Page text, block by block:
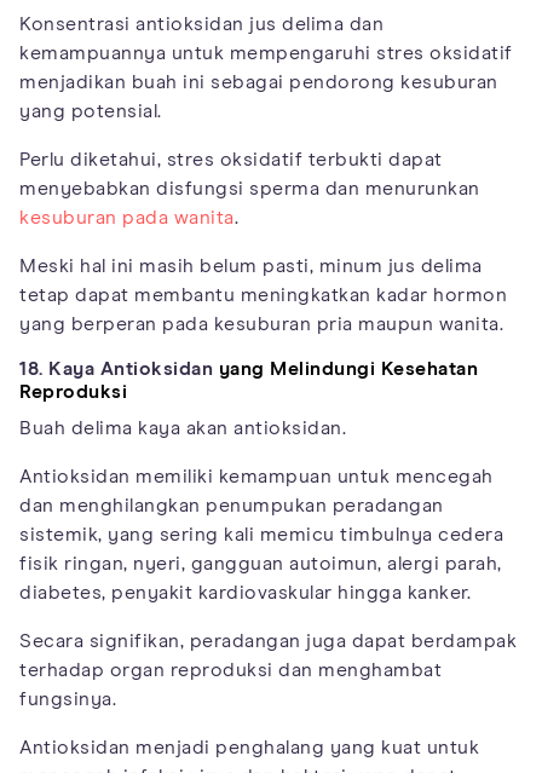
Konsentrasi antioksidan jus delima dan
kemampuannya untuk mempengaruhi stres oksidatif
menjadikan buah ini sebagai pendorong kesuburan
yang potensial.
Perlu diketahui, stres oksidatif terbukti dapat
menyebabkan disfungsi sperma dan menurunkan
kesuburan pada wanita.
Meski hal ini masih belum pasti, minum jus delima
tetap dapat membantu meningkatkan kadar hormon
yang berperan pada kesuburan pria maupun wanita.
18. Kaya Antioksidan yang Melindungi Kesehatan
Reproduksi
Buah delima kaya akan antioksidan.
Antioksidan memiliki kemampuan untuk mencegah
dan menghilangkan penumpukan peradangan
sistemik, yang sering kali memicu timbulnya cedera
fisik ringan, nyeri, gangguan autoimun, alergi parah,
diabetes, penyakit kardiovaskular hingga kanker.
Secara signifikan, peradangan juga dapat berdampak
terhadap organ reproduksi dan menghambat
fungsinya.
Antioksidan menjadi penghalang yang kuat untuk